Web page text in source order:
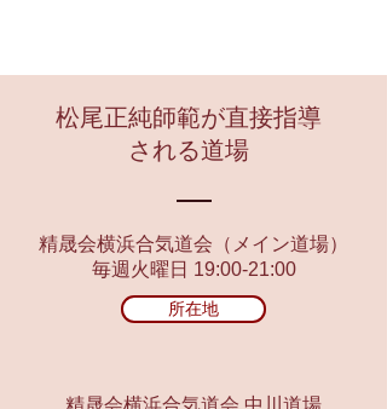
松尾正純師範が直接指導
される道場
精晟会横浜合気道会（メイン道場）
毎週火曜日 19:00-21:00
所在地
精晟会横浜合気道会 中川道場